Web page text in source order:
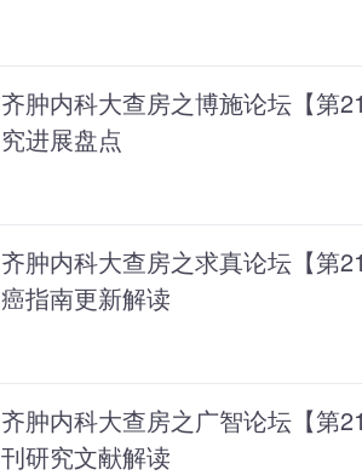
齐肿内科大查房之博施论坛【第
究进展盘点
齐肿内科大查房之求真论坛【第
癌指南更新解读
齐肿内科大查房之广智论坛【第
刊研究文献解读